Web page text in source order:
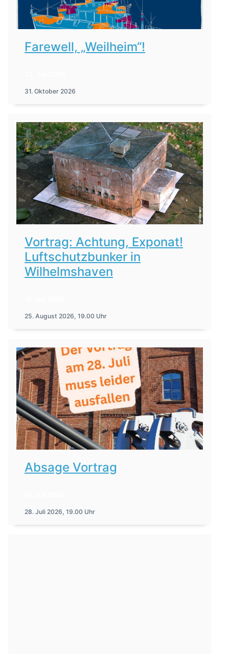
Farewell, „Weilheim“!
31. Oktober 2026
Vortrag: Achtung, Exponat!
Luftschutzbunker in
Wilhelmshaven
25. August 2026, 19.00 Uhr
Absage Vortrag
28. Juli 2026, 19.00 Uhr